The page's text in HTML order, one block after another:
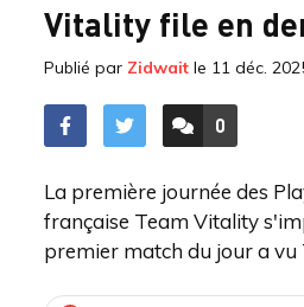
Vitality file en
Publié par Zidwait le 11 déc.
ACCÉDER
0
La première journée des
française Team Vitality
premier match du jour a vu